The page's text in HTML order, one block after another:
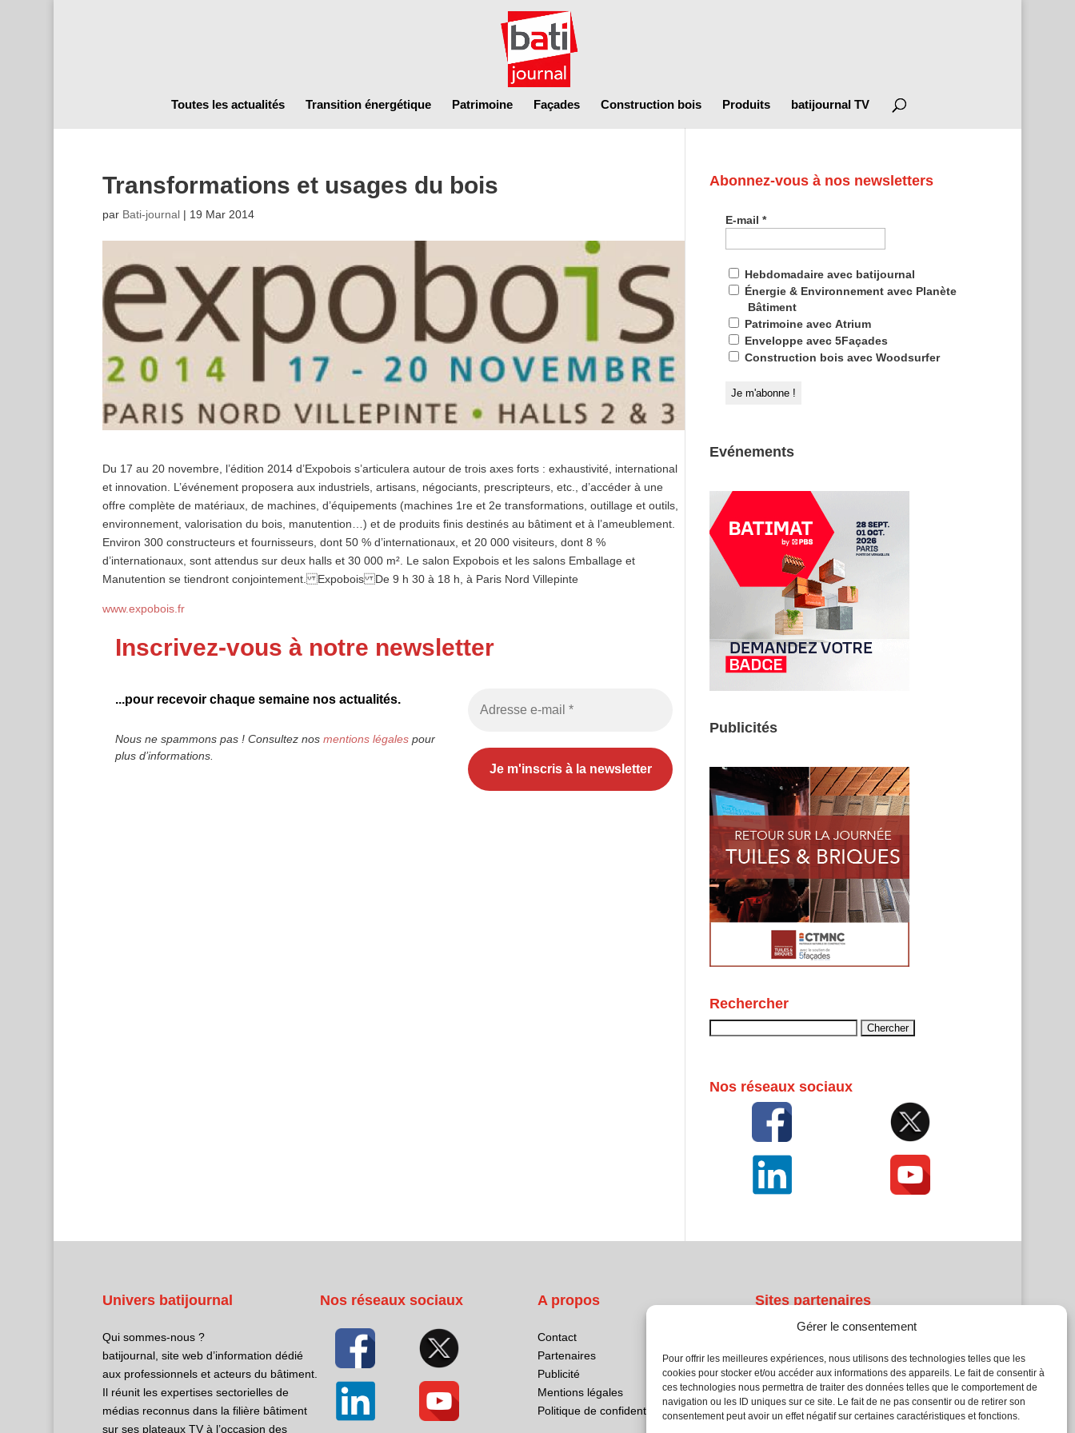
Gérer le consentement
Pour offrir les meilleures expériences, nous utilisons des technologies telles que les
cookies pour stocker et/ou accéder aux informations des appareils. Le fait de consentir à
ces technologies nous permettra de traiter des données telles que le comportement de
navigation ou les ID uniques sur ce site. Le fait de ne pas consentir ou de retirer son
consentement peut avoir un effet négatif sur certaines caractéristiques et fonctions.
Toutes les actualités Transition énergétique Patrimoine Façades Construction bois Produits batijournal TV
Transformations et usages du bois
par Bati-journal| 19 Mar 2014
Du 17 au 20 novembre, l’édition 2014 d’Expobois s’articulera autour de trois axes forts : exhaustivité, international
et innovation. L’événement proposera aux industriels, artisans, négociants, prescripteurs, etc., d’accéder à une
offre complète de matériaux, de machines, d’équipements (machines 1re et 2e transformations, outillage et outils,
environnement, valorisation du bois, manutention…) et de produits finis destinés au bâtiment et à l’ameublement.
Environ 300 constructeurs et fournisseurs, dont 50 % d’internationaux, et 20 000 visiteurs, dont 8 %
d’internationaux, sont attendus sur deux halls et 30 000 m². Le salon Expobois et les salons Emballage et
Manutention se tiendront conjointement. Expobois De 9 h 30 à 18 h, à Paris Nord Villepinte
www.expobois.fr
Inscrivez-vous à notre newsletter
...pour recevoir chaque semaine nos actualités.
Nous ne spammons pas ! Consultez nos mentions légalespour
plus d’informations.
Abonnez-vous à nos newsletters
E-mail*
Hebdomadaire avec batijournal
Énergie & Environnement avec Planète
Bâtiment
Patrimoine avec Atrium
Enveloppe avec 5Façades
Construction bois avec Woodsurfer
Evénements
Publicités
Rechercher
Nos réseaux sociaux
Univers batijournal
Qui sommes-nous ?
batijournal, site web d’information dédié
aux professionnels et acteurs du bâtiment.
Il réunit les expertises sectorielles de
médias reconnus dans la filière bâtiment
sur ses plateaux TV à l’occasion des
Nos réseaux sociaux A propos
Contact
Partenaires
Publicité
Mentions légales
Politique de confidentialité
Sites partenaires
Atrium Patrimoine
Kiosque 21
L'Atelier Bois
Planète Bâtiment